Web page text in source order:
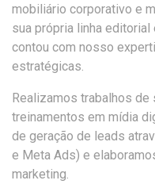
mobiliário corporativo e
sua própria linha
contou com nosso
estratégicas.
Realizamos trabalhos de
treinamentos em mídia
de geração de leads
e Meta Ads) e
marketing.